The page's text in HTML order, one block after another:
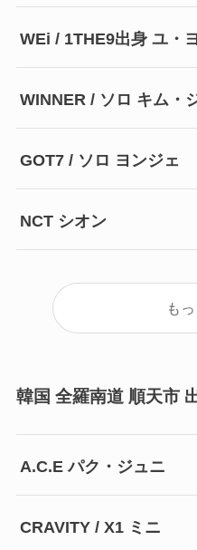
WEi / 1THE9出身 ユ・
WINNER / ソロ キム・
GOT7 / ソロ ヨンジェ
NCT シオン
も
韓国 全羅南道 順天市
A.C.E パク・ジュニ
CRAVITY / X1 ミニ